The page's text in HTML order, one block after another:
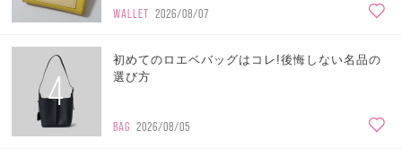
WALLET 2026/08/07
4
初めてのロエベバッグはコレ!後悔しない名品の
選び方
BAG 2026/08/05